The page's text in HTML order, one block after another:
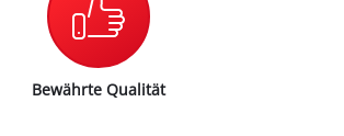
Bewährte Qualität